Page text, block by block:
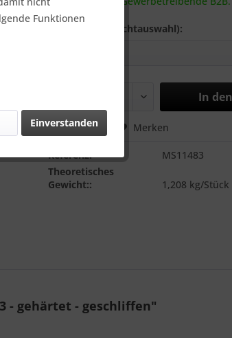
Stücklänge (Pflichtauswahl):
In den
Vergleichen Merken
Referenz:
MS11483
Theoretisches
Gewicht::
1,208 kg/Stück
- gehärtet - geschliffen"
Funktionen
Einverstanden